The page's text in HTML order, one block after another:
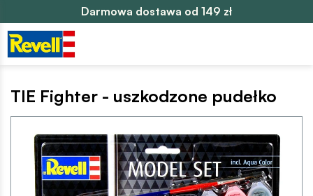
Darmowa dostawa od 149 zł
TIE Fighter - uszkodzone pudełko